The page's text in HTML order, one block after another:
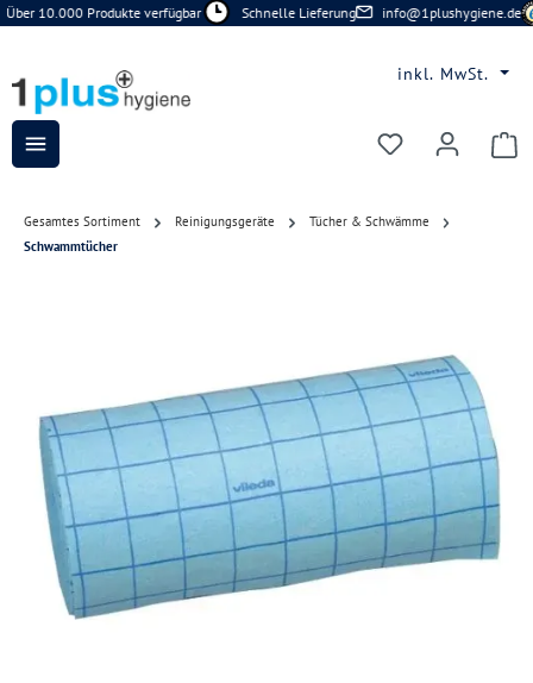
Zum Hauptinhalt springen
Über 10.000 Produkte verfügbar Schnelle Lieferung info@1plushygiene.de
inkl. MwSt.
Du hast 0
Gesamtes Sortiment Reinigungsgeräte
Tücher & Schwämme
Schwammtücher